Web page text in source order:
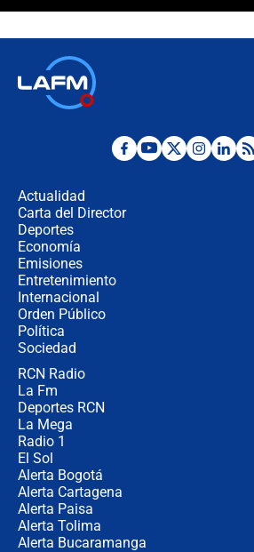
crece el pulso
¿Por qué De la
Actualidad
Carta del Director
Deportes
Economía
Emisiones
Entretenimiento
Internacional
Orden Público
Política
Sociedad
RCN Radio
La Fm
Deportes RCN
La Mega
Radio 1
El Sol
Alerta Bogotá
Alerta Cartagena
Alerta Paisa
Alerta Tolima
Alerta Bucaramanga